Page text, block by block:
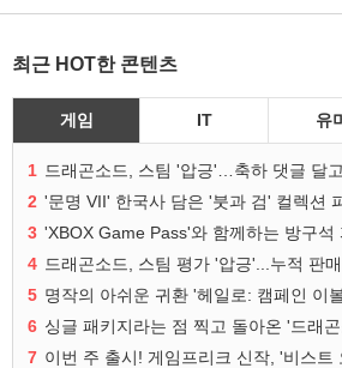
최근 HOT한 콘텐츠
게임 IT 유
1 드래곤소드, 스팀 '압긍'…축하 댓글 달
2 '문명 VII' 한국사 담은 '붓과 검' 컬렉션
3 'XBOX Game Pass'와 함께하는 방구석
4 드래곤소드, 스팀 평가 '압긍'...누적 판
5 명작의 아쉬운 귀환 '헤일로: 캠페인 이
6 싱글 패키지라는 점 찍고 돌아온 '드래
7 이번 주 출시! 게임프리크 신작, '비스트